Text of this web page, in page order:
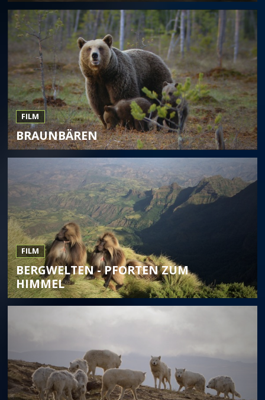
FILM
BRAUNBÄREN
FILM
BERGWELTEN - PFORTEN ZUM
HIMMEL